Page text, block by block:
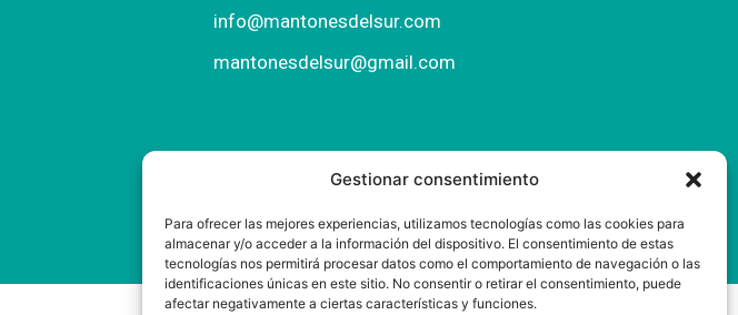
Gestionar consentimiento
Para ofrecer las mejores experiencias, utilizamos tecnologías como las cookies para
almacenar y/o acceder a la información del dispositivo. El consentimiento de estas
tecnologías nos permitirá procesar datos como el comportamiento de navegación o las
identificaciones únicas en este sitio. No consentir o retirar el consentimiento, puede
afectar negativamente a ciertas características y funciones.
info@mantonesdelsur.com
mantonesdelsur@gmail.com